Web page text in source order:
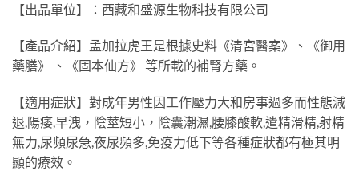
【出品單位】：西藏和盛源生物科技有限公司
【產品介紹】孟加拉虎王是根據史料《清宮醫案》、《御用
藥膳》 、《固本仙方》 等所載的補腎方藥。
【適用症狀】對成年男性因工作壓力大和房事過多而性態減
退,陽痿,早洩，陰莖短小，陰囊潮濕,腰膝酸軟,遣精滑精,射精
無力,尿頻尿急,夜尿頻多,免疫力低下等各種症狀都有極其明
顯的療效。